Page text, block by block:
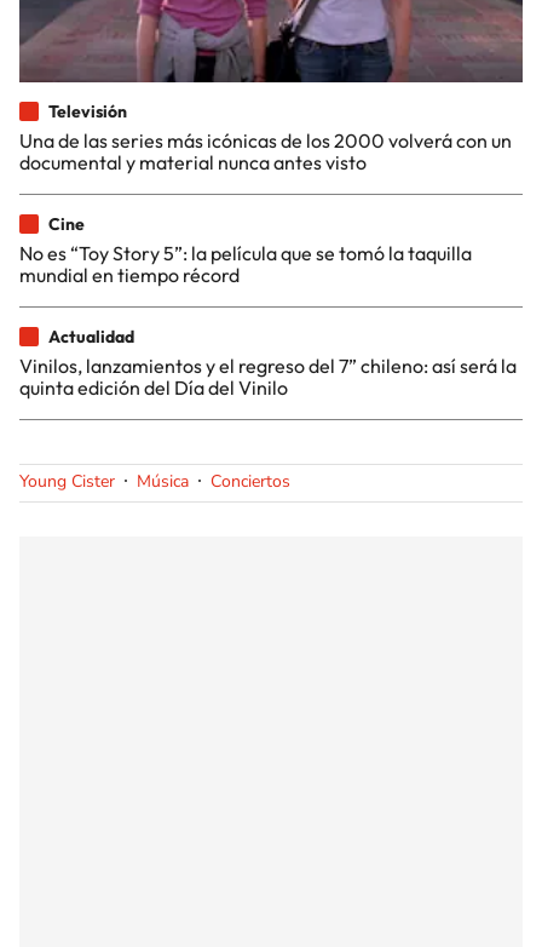
Televisión
Una de las series más icónicas de los 2000 volverá con un
documental y material nunca antes visto
Cine
No es “Toy Story 5”: la película que se tomó la taquilla
mundial en tiempo récord
Actualidad
Vinilos, lanzamientos y el regreso del 7” chileno: así será la
quinta edición del Día del Vinilo
Young Cister Música Conciertos